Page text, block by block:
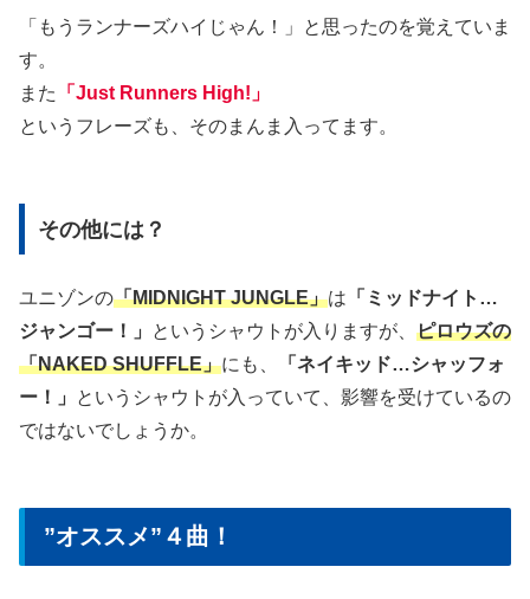
「もうランナーズハイじゃん！」と思ったのを覚えていま
す。
また
「Just Runners High!」
というフレーズも、そのまんま入ってます。
その他には？
ユニゾンの「MIDNIGHT JUNGLE」は 「ミッドナイト…
ジャンゴー！」
というシャウトが入りますが、 ピロウズの
「NAKED SHUFFLE」にも、
「ネイキッド…シャッフォ
ー！」
というシャウトが入っていて、影響を受けているの
ではないでしょうか。
”オススメ”４曲！